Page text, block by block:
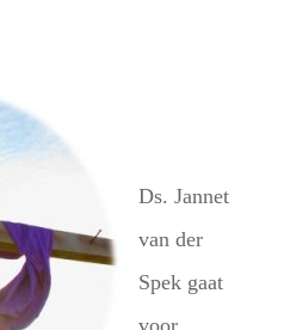
Ds. Jannet
van der
Spek gaat
voor,